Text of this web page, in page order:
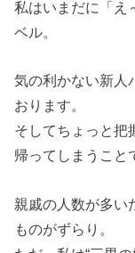
私はいまだに「え
ベル。
気の利かない新人
おります。
そしてちょっと把
帰ってしまうこと
親戚の人数が多い
ものがずらり。